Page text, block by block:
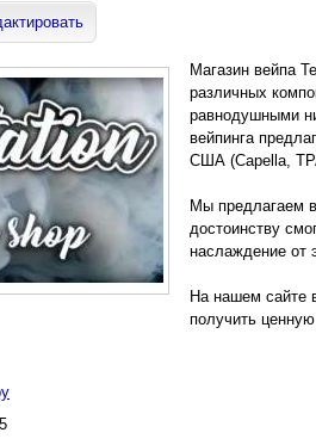
Магазин вейпа
различных
равнодушными
вейпинга
США (Capella,
Мы предлагаем
достоинству
наслаждение от
На нашем сайте
получить